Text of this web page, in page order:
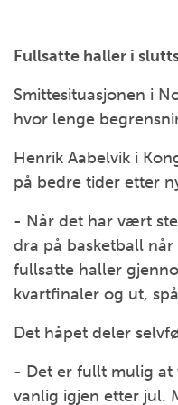
Fullsatte haller i
Smittesituasjonen i
hvor lenge
Henrik Aabelvik i
på bedre tider etter
- Når det har vært
dra på basketball
fullsatte haller
kvartfinaler og ut,
Det håpet deler
- Det er fullt mulig at
vanlig igjen etter jul.